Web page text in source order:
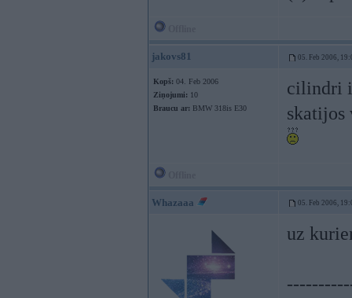
jakovs81 05. Feb 2006,
Kopš: 04. Feb 2006
Ziņojumi: 10
Braucu ar: BMW 318is E30
cilindri
skatijos
Whazaaa 05. Feb 2006,
uz